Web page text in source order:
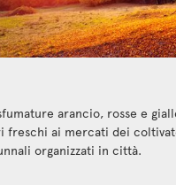
arancio, rosse e
freschi ai mercati dei
organizzati in città.